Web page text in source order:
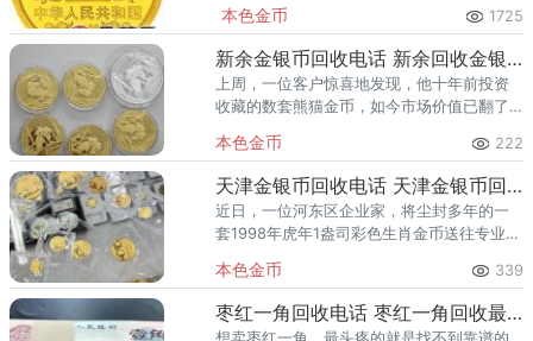
本色金币 1725
新余金银币回收电话 新余回收金银币最新价格
上周，一位客户惊喜地发现，他十年前投资
收藏的数套熊猫金币，如今市场价值已翻了
资金远超预期，轻松解决了生意上的资金周
转难题。这并非偶然，而是当
本色金币 222
天津金银币回收电话 天津金银币回收渠道
近日，一位河东区企业家，将尘封多年的一
套1998年虎年1盎司彩色生肖金币送往专业市
交，彻底盘活了沉淀资产！在海河之畔的财
富故事中，这样的价值发
本色金币 339
枣红一角回收电话 枣红一角回收最新联系方式